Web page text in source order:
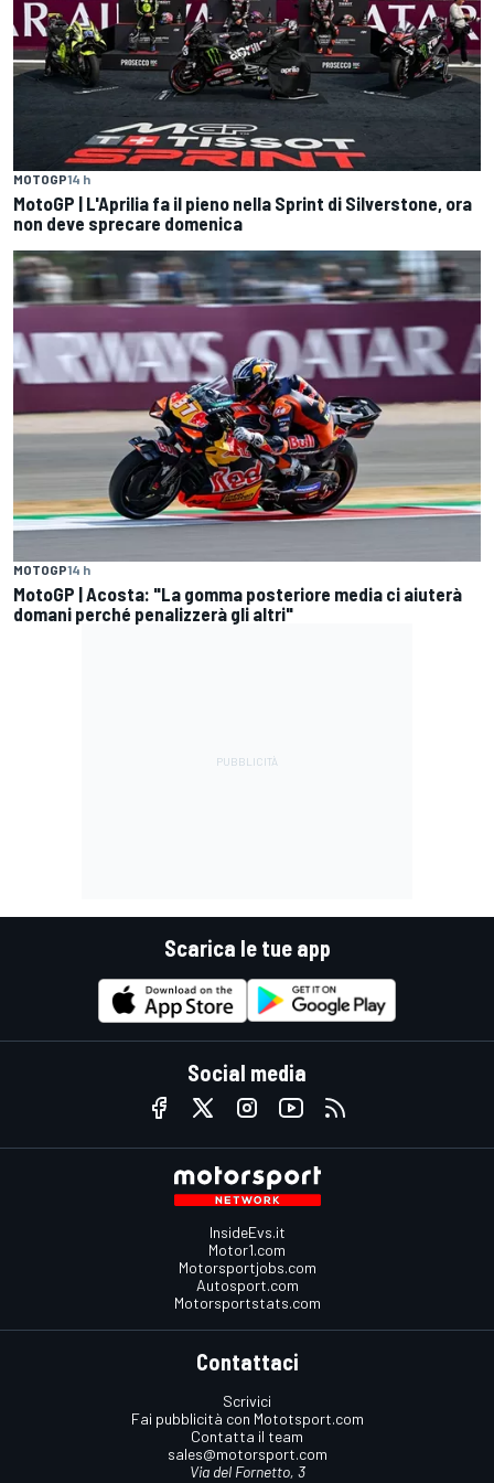
MOTOGP14 h
MotoGP | L'Aprilia fa il pieno nella Sprint di Silverstone, ora
non deve sprecare domenica
MOTOGP14 h
MotoGP | Acosta: "La gomma posteriore media ci aiuterà
domani perché penalizzerà gli altri"
Scarica le tue app
Social media
InsideEvs.it
Motor1.com
Motorsportjobs.com
Autosport.com
Motorsportstats.com
Contattaci
Scrivici
Fai pubblicità con Mototsport.com
Contatta il team
sales@motorsport.com
Via del Fornetto, 3